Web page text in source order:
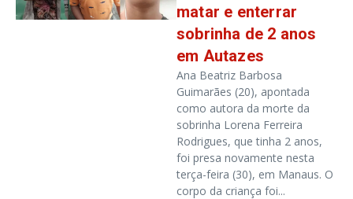
matar e enterrar
sobrinha de 2 anos
em Autazes
Ana Beatriz Barbosa
Guimarães (20), apontada
como autora da morte da
sobrinha Lorena Ferreira
Rodrigues, que tinha 2 anos,
foi presa novamente nesta
terça-feira (30), em Manaus. O
corpo da criança foi...